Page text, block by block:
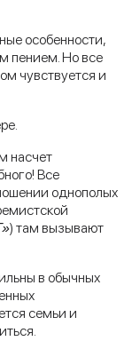
особенности,
пением. Но все
чувствуется и
насчет
Все
однополых
) там вызывают
в обычных
семьи и